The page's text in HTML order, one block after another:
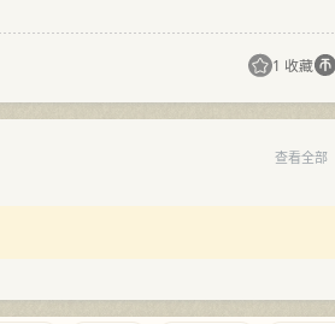
1 收藏
查看全部